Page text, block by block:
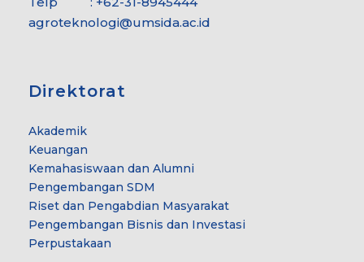
agroteknologi@umsida.ac.id
Direktorat
Akademik
Keuangan
Kemahasiswaan dan Alumni
Pengembangan SDM
Riset dan Pengabdian Masyarakat
Pengembangan Bisnis dan Investasi
Perpustakaan